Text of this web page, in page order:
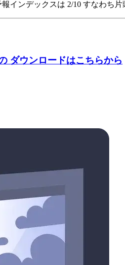
報インデックスは 2/10 すなわち片
ダウンロードはこちらから